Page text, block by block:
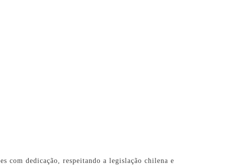
com dedicação, respeitando a legislação chilena e